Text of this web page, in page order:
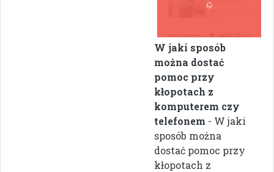
W jaki sposób
można dostać
pomoc przy
kłopotach z
komputerem czy
telefonem - W jaki
sposób można
dostać pomoc przy
kłopotach z